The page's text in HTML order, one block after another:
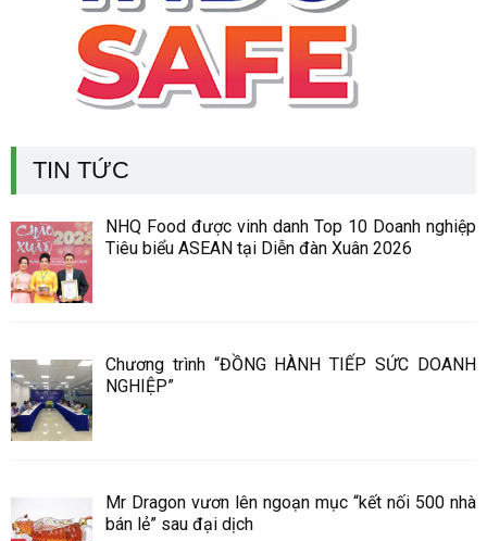
TIN TỨC
NHQ Food được vinh danh Top 10 Doanh nghiệp
Tiêu biểu ASEAN tại Diễn đàn Xuân 2026
Chương trình “ĐỒNG HÀNH TIẾP SỨC DOANH
NGHIỆP”
Mr Dragon vươn lên ngoạn mục “kết nối 500 nhà
bán lẻ” sau đại dịch